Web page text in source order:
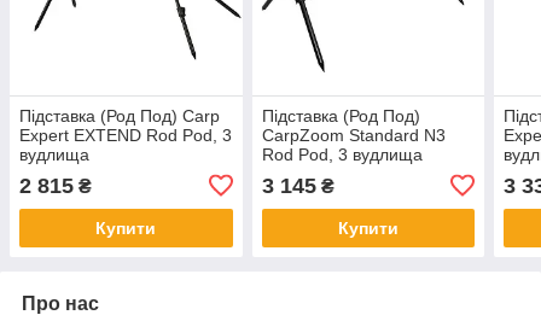
Підставка (Род Под) Carp
Expert EXTEND Rod Pod, 3
вудлища
2 815 ₴
Купити
Підставка (Род Под)
CarpZoom Standard N3
Rod Pod, 3 вудлища
3 145₴
Купити
3
Про нас